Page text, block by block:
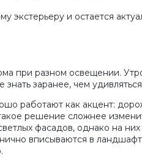
и остается
при разном освещении.
заранее, чем
работают как акцент:
решение сложнее
фасадов, однако на
вписываются в